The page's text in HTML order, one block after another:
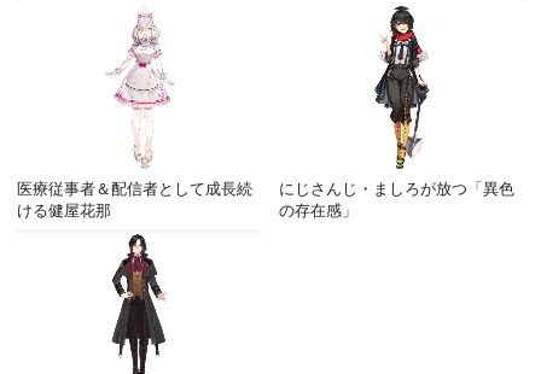
医療従事者＆配信者として成長続
ける健屋花那
にじさんじ・ましろが放つ「異色
の存在感」